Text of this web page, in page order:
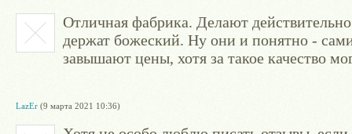
Отличная фабрика. Делают
держат божеский. Ну они и понятно -
завышают цены, хотя за такое качество
LazEr (9 марта 2021 10:36)